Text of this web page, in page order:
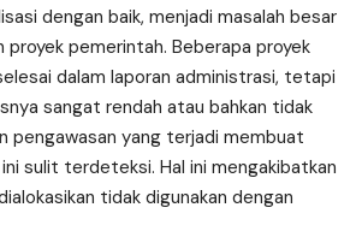
dengan baik, menjadi masalah besar
proyek pemerintah. Beberapa proyek
dalam laporan administrasi, tetapi
sangat rendah atau bahkan tidak
pengawasan yang terjadi membuat
sulit terdeteksi. Hal ini mengakibatkan
tidak digunakan dengan